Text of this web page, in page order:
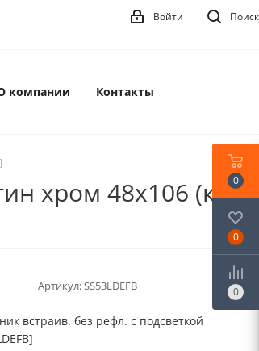
Поиск
Войти
компании Контакты
хром 48x106 (к+)
Артикул: SS53LDEFB
встраив. без рефл. с подсветкой
0
0
0